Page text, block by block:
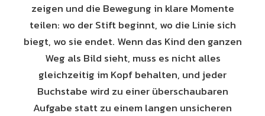
zeigen und die Bewegung in klare Momente
teilen: wo der Stift beginnt, wo die Linie sich
biegt, wo sie endet. Wenn das Kind den ganzen
Weg als Bild sieht, muss es nicht alles
gleichzeitig im Kopf behalten, und jeder
Buchstabe wird zu einer überschaubaren
Aufgabe statt zu einem langen unsicheren